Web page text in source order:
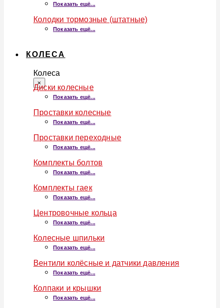
Показать ещё...
Колодки тормозные (штатные)
Показать ещё...
КОЛЕСА
Колеса
×
Диски колесные
Показать ещё...
Проставки колесные
Показать ещё...
Проставки переходные
Показать ещё...
Комплекты болтов
Показать ещё...
Комплекты гаек
Показать ещё...
Центровочные кольца
Показать ещё...
Колесные шпильки
Показать ещё...
Вентили колёсные и датчики давления
Показать ещё...
Колпаки и крышки
Показать ещё...